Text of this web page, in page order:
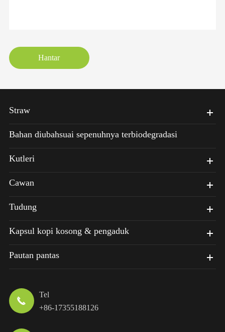
Hantar
Straw
Bahan diubahsuai sepenuhnya terbiodegradasi
Kutleri
Cawan
Tudung
Kapsul kopi kosong & pengaduk
Pautan pantas

Tel
+86-17355188126